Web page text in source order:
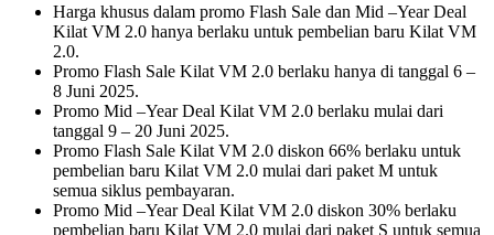
Harga khusus dalam promo Flash Sale dan Mid –Year Deal
Kilat VM 2.0 hanya berlaku untuk pembelian baru Kilat VM
2.0.
Promo Flash Sale Kilat VM 2.0 berlaku hanya di tanggal 6 –
8 Juni 2025.
Promo Mid –Year Deal Kilat VM 2.0 berlaku mulai dari
tanggal 9 – 20 Juni 2025.
Promo Flash Sale Kilat VM 2.0 diskon 66% berlaku untuk
pembelian baru Kilat VM 2.0 mulai dari paket M untuk
semua siklus pembayaran.
Promo Mid –Year Deal Kilat VM 2.0 diskon 30% berlaku
pembelian baru Kilat VM 2.0 mulai dari paket S untuk semua